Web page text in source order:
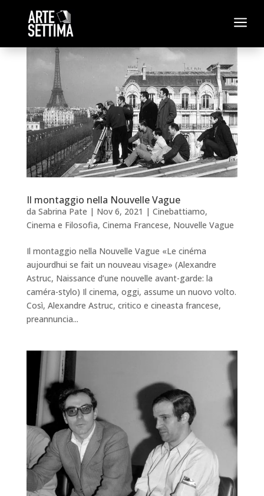
a
Il montaggio nella Nouvelle Vague
da Sabrina Pate | Nov 6, 2021 | Cinebattiamo,
Cinema e Filosofia, Cinema Francese, Nouvelle Vague
Il montaggio nella Nouvelle Vague «Le cinéma
aujourdhui se fait un nouveau visage» (Alexandre
Astruc, Naissance d’une nouvelle avant-garde: la
caméra-stylo) Il cinema, oggi, assume un nuovo volto.
Così, Alexandre Astruc, critico e cineasta francese,
preannuncia...